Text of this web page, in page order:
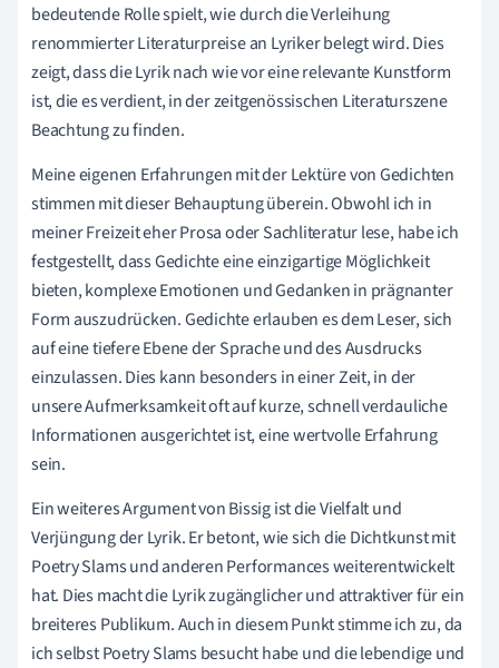
bedeutende Rolle spielt, wie durch die Verleihung
renommierter Literaturpreise an Lyriker belegt wird. Dies
zeigt, dass die Lyrik nach wie vor eine relevante Kunstform
ist, die es verdient, in der zeitgenössischen Literaturszene
Beachtung zu finden.
Meine eigenen Erfahrungen mit der Lektüre von Gedichten
stimmen mit dieser Behauptung überein. Obwohl ich in
meiner Freizeit eher Prosa oder Sachliteratur lese, habe ich
festgestellt, dass Gedichte eine einzigartige Möglichkeit
bieten, komplexe Emotionen und Gedanken in prägnanter
Form auszudrücken. Gedichte erlauben es dem Leser, sich
auf eine tiefere Ebene der Sprache und des Ausdrucks
einzulassen. Dies kann besonders in einer Zeit, in der
unsere Aufmerksamkeit oft auf kurze, schnell verdauliche
Informationen ausgerichtet ist, eine wertvolle Erfahrung
sein.
Ein weiteres Argument von Bissig ist die Vielfalt und
Verjüngung der Lyrik. Er betont, wie sich die Dichtkunst mit
Poetry Slams und anderen Performances weiterentwickelt
hat. Dies macht die Lyrik zugänglicher und attraktiver für ein
breiteres Publikum. Auch in diesem Punkt stimme ich zu, da
ich selbst Poetry Slams besucht habe und die lebendige und